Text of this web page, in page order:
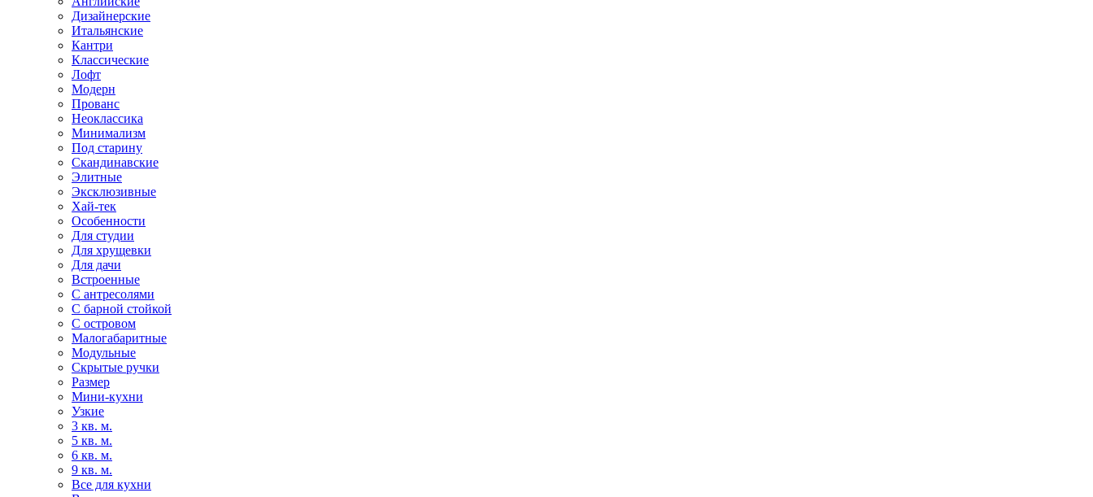
Дизайнерские
Итальянские
Кантри
Классические
Лофт
Модерн
Прованс
Неоклассика
Минимализм
Под старину
Скандинавские
Элитные
Эксклюзивные
Хай-тек
Особенности
Для студии
Для хрущевки
Для дачи
Встроенные
С антресолями
С барной стойкой
С островом
Малогабаритные
Модульные
Скрытые ручки
Размер
Мини-кухни
Узкие
3 кв. м.
5 кв. м.
6 кв. м.
9 кв. м.
Все для кухни